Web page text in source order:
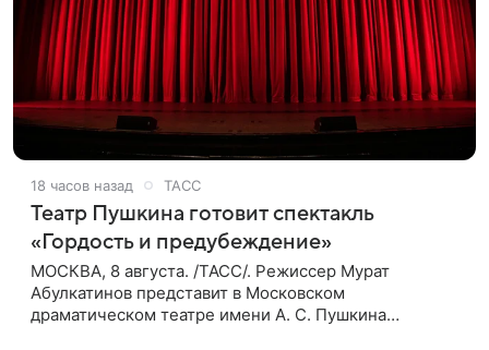
18 часов назад ТАСС
Театр Пушкина готовит спектакль
«Гордость и предубеждение»
МОСКВА, 8 августа. /ТАСС/. Режиссер Мурат
Абулкатинов представит в Московском
драматическом театре имени А. С. Пушкина